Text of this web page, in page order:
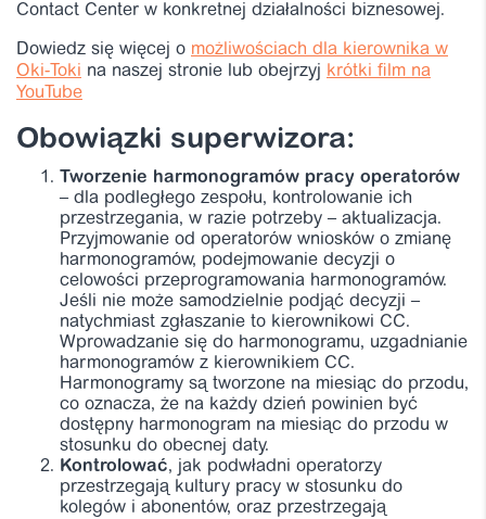
Contact Center w konkretnej działalności biznesowej.
Dowiedz się więcej o możliwościach dla kierownika w
Oki-Toki na naszej stronie lub obejrzyj krótki film na
YouTube
Obowiązki superwizora:
Tworzenie harmonogramów pracy operatorów
– dla podległego zespołu, kontrolowanie ich
przestrzegania, w razie potrzeby – aktualizacja.
Przyjmowanie od operatorów wniosków o zmianę
harmonogramów, podejmowanie decyzji o
celowości przeprogramowania harmonogramów.
Jeśli nie może samodzielnie podjąć decyzji –
natychmiast zgłaszanie to kierownikowi CC.
Wprowadzanie się do harmonogramu, uzgadnianie
harmonogramów z kierownikiem CC.
Harmonogramy są tworzone na miesiąc do przodu,
co oznacza, że na każdy dzień powinien być
dostępny harmonogram na miesiąc do przodu w
stosunku do obecnej daty.
Kontrolować, jak podwładni operatorzy
przestrzegają kultury pracy w stosunku do
kolegów i abonentów, oraz przestrzegają